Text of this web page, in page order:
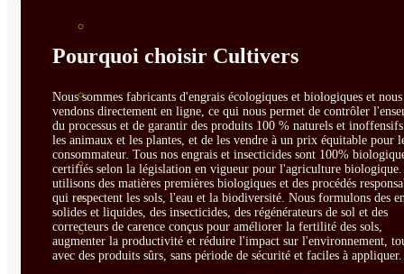
HORTALIZA FRUTO
SEMILLAS HORTALIZA DE
HOJA
SEMILLAS AROMÁTICAS
SEMILLAS FLORES
SEMILLAS FLORES
COMESTIBLES
Pourquoi choisir Cultivers
Nous sommes fabricants d'engrais écologiques et biologiques et nous
vendons directement en ligne, ce qui nous permet de contrôler
du processus et de garantir des produits 100 % naturels et
les animaux et les plantes, et de les vendre à un prix équitable pour
consommateur. Tous nos engrais et insecticides sont 100%
certifiés selon la législation en vigueur pour l'agriculture biologique.
utilisons des matières premières biologiques et des procédés
qui respectent les sols, l'eau et la biodiversité. Nous formulons des
solides et liquides, des insecticides, des régénérateurs de sol et des
correcteurs de carence conçus pour améliorer la fertilité des sols,
augmenter la productivité et réduire l'impact sur l'environnement,
avec des produits sûrs, sans période de sécurité et faciles à appliquer.